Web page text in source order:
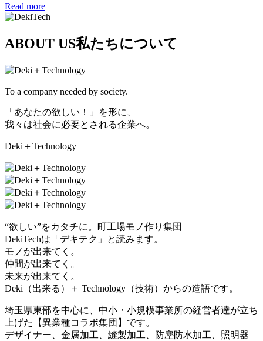
Read more
ABOUT US私たちについて
To a company needed by society.
「あなたの欲しい！」を形に、
我々は社会に必要とされる企業へ。
Deki＋Technology
“欲しい”をカタチに。町工場モノ作り集団
DekiTechは「デキテク」と読みます。
モノが出来てく。
仲間が出来てく。
未来が出来てく。
Deki（出来る）＋ Technology（技術）からの造語です。
埼玉県東部を中心に、中小・小規模事業所の経営者達が立ち
上げた【異業種コラボ集団】です。
デザイナー、金属加工、縫製加工、防塵防水加工、照明器